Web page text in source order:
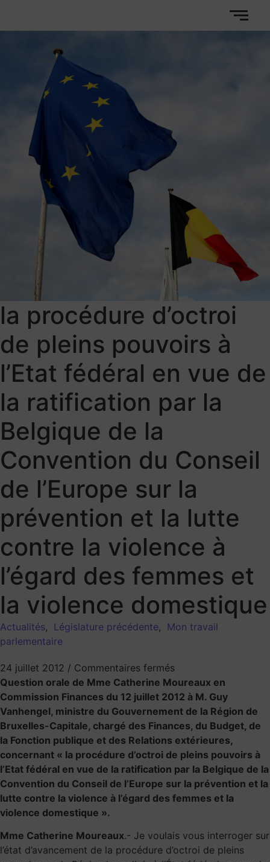
la procédure d’octroi
de pleins pouvoirs à
l’Etat fédéral en vue de
la ratification par la
Belgique de la
Convention du Conseil
de l’Europe sur la
prévention et la lutte
contre la violence à
l’égard des femmes et
la violence domestique
Actualités, Législature précédente, Mon travail
parlementaire
24 juillet 2012 / Commentaires fermés
Question orale de Mme Catherine Moureaux en
Commission Finances du 12 juillet 2012 à M. Guy
Vanhengel, ministre du Gouvernement de la Région de
Bruxelles-Capitale, chargé des Finances, du Budget, de
la Fonction publique et des Relations extérieures,
concernant « la procédure d’octroi de pleins pouvoirs à
l’Etat fédéral en vue de la ratification par la Belgique de la
Convention du Conseil de l’Europe sur la prévention et la
lutte contre la violence à l’égard des femmes et la
violence domestique ».
Mme Catherine Moureaux.- Je voulais vous interroger sur
l’état d’avancement de la procédure d’octroi de pleins